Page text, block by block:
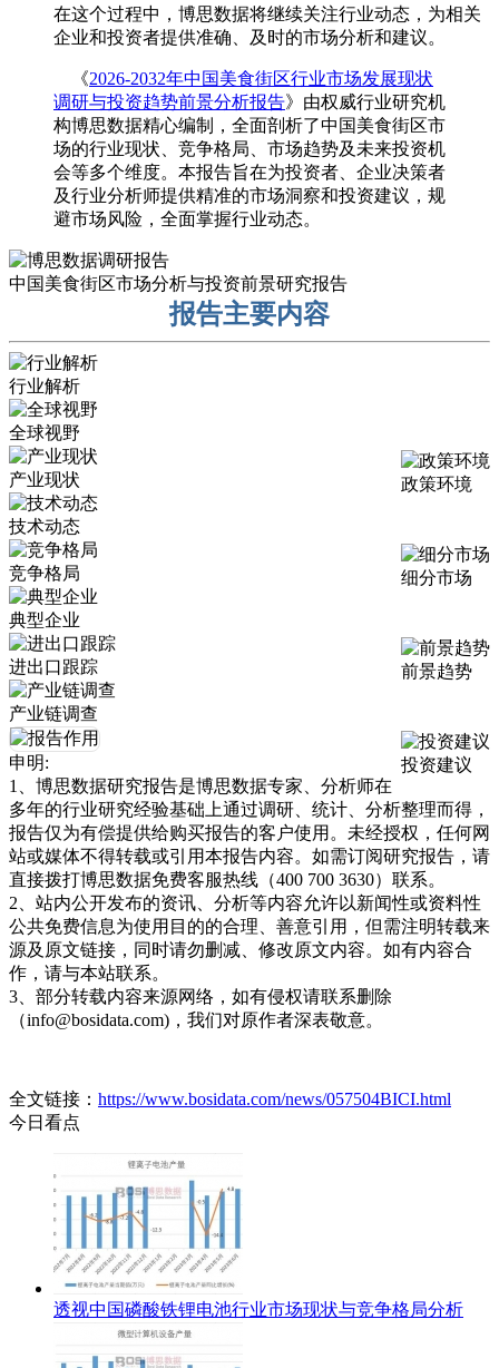
在这个过程中，博思数据将继续关注行业动态，为相关
企业和投资者提供准确、及时的市场分析和建议。
《2026-2032年中国美食街区行业市场发展现状
调研与投资趋势前景分析报告》由权威行业研究机
构博思数据精心编制，全面剖析了中国美食街区市
场的行业现状、竞争格局、市场趋势及未来投资机
会等多个维度。本报告旨在为投资者、企业决策者
及行业分析师提供精准的市场洞察和投资建议，规
避市场风险，全面掌握行业动态。
中国美食街区市场分析与投资前景研究报告
报告主要内容
行业解析
全球视野
政策环境
产业现状
技术动态
细分市场
竞争格局
典型企业
前景趋势
进出口跟踪
产业链调查
投资建议
申明:
1、博思数据研究报告是博思数据专家、分析师在
多年的行业研究经验基础上通过调研、统计、分析整理而得，
报告仅为有偿提供给购买报告的客户使用。未经授权，任何网
站或媒体不得转载或引用本报告内容。如需订阅研究报告，请
直接拨打博思数据免费客服热线（400 700 3630）联系。
2、站内公开发布的资讯、分析等内容允许以新闻性或资料性
公共免费信息为使用目的的合理、善意引用，但需注明转载来
源及原文链接，同时请勿删减、修改原文内容。如有内容合
作，请与本站联系。
3、部分转载内容来源网络，如有侵权请联系删除
（info@bosidata.com)，我们对原作者深表敬意。
全文链接： https://www.bosidata.com/news/057504BICI.html
今日看点
透视中国磷酸铁锂电池行业市场现状与竞争格局分析